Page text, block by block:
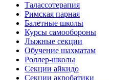
Талассотерапия
Римская парная
Балетные школы
Курсы самообороны
Лыжные секции
Обучение шахматам
Роллер-школы
Секции айкидо
Секции акробатики